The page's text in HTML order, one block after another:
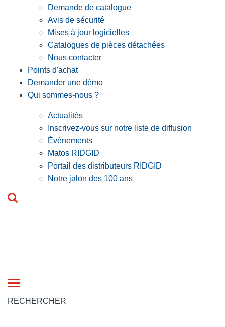
Demande de catalogue
Avis de sécurité
Mises à jour logicielles
Catalogues de pièces détachées
Nous contacter
Points d'achat
Demander une démo
Qui sommes-nous ?
Actualités
Inscrivez-vous sur notre liste de diffusion
Événements
Matos RIDGID
Portail des distributeurs RIDGID
Notre jalon des 100 ans
Toggle
navigation
RECHERCHER